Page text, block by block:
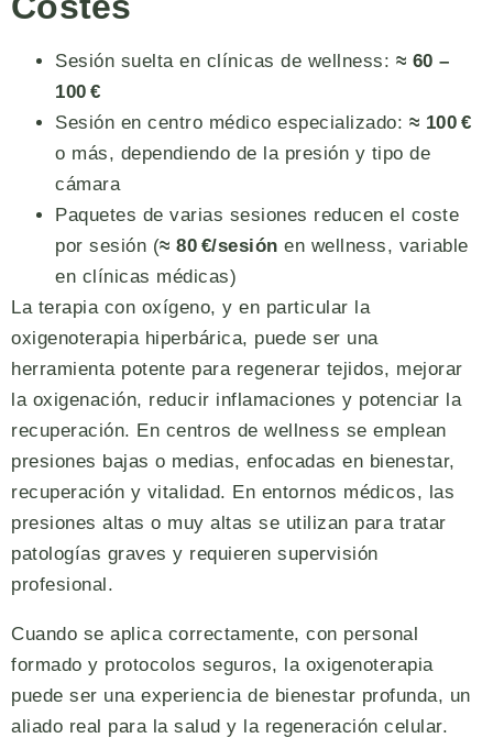
Sesión suelta en clínicas de wellness: ≈ 60 –
100 €
Sesión en centro médico especializado: ≈ 100 €
o más, dependiendo de la presión y tipo de
cámara
Paquetes de varias sesiones reducen el coste
por sesión (≈ 80 €/sesión en wellness, variable
en clínicas médicas)
La terapia con oxígeno, y en particular la
oxigenoterapia hiperbárica, puede ser una
herramienta potente para regenerar tejidos, mejorar
la oxigenación, reducir inflamaciones y potenciar la
recuperación. En centros de wellness se emplean
presiones bajas o medias, enfocadas en bienestar,
recuperación y vitalidad. En entornos médicos, las
presiones altas o muy altas se utilizan para tratar
patologías graves y requieren supervisión
profesional.
Cuando se aplica correctamente, con personal
formado y protocolos seguros, la oxigenoterapia
puede ser una experiencia de bienestar profunda, un
aliado real para la salud y la regeneración celular.